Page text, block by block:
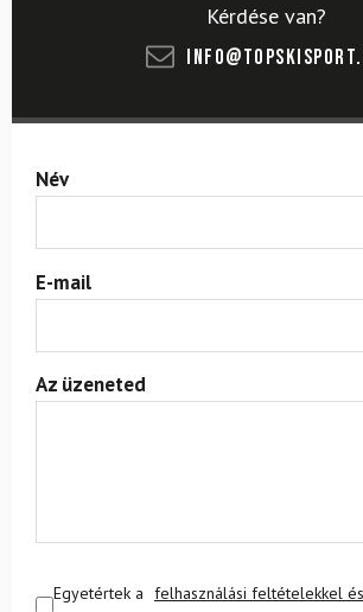
Kérdése van?
Név
E-mail
Az üzeneted
Egyetértek a felhasználási feltételekkel